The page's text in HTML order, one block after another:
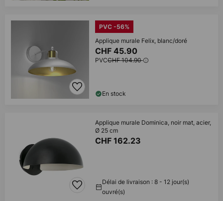
PVC -56%
Applique murale Felix, blanc/doré
CHF 45.90
PVCCHF 104.90
En stock
Applique murale Dominica, noir mat, acier,
Ø 25 cm
CHF 162.23
Délai de livraison : 8 - 12 jour(s)
ouvré(s)